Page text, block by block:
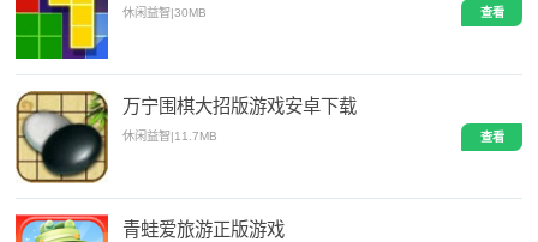
休闲益智|30MB 查看
万宁围棋大招版游戏安卓下载
休闲益智 11.7MB 查看
青蛙爱旅游正版游戏